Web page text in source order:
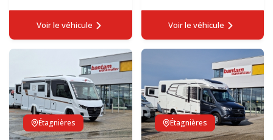
Voir le véhicule Voir le véhicule
Étagnières Étagnières